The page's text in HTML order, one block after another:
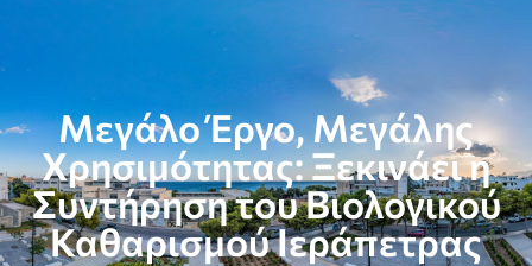
Μεγάλο Έργο, Μεγάλης
Χρησιμότητας: Ξεκινάει η
Συντήρηση του Βιολογικού
Καθαρισμού Ιεράπετρας